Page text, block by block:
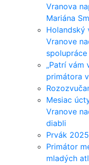
Vranova
Mariána
Holandský
Vranove
spolupráce
„Patrí vám
primátora
Mesiac
Vranove
diabli
Prvák
Primátor
mladých